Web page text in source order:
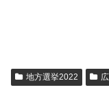
地方選挙2022